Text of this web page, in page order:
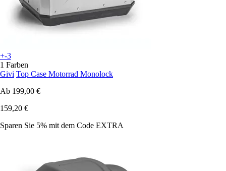
+-3
1 Farben
Givi Top Case Motorrad Monolock
Ab 199,00 €
159,20 €
Sparen Sie 5% mit dem Code EXTRA